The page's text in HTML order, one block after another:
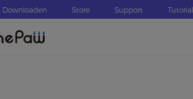
Downloaden Store Support